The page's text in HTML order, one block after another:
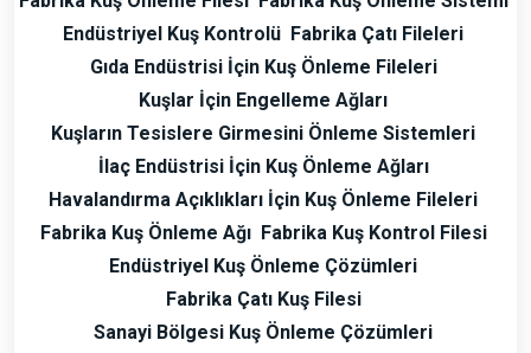
Endüstriyel Kuş Kontrolü Fabrika Çatı Fileleri
Gıda Endüstrisi İçin Kuş Önleme Fileleri
Kuşlar İçin Engelleme Ağları
Kuşların Tesislere Girmesini Önleme Sistemleri
İlaç Endüstrisi İçin Kuş Önleme Ağları
Havalandırma Açıklıkları İçin Kuş Önleme Fileleri
Fabrika Kuş Önleme Ağı
Fabrika Kuş Kontrol Filesi
Endüstriyel Kuş Önleme Çözümleri
Fabrika Çatı Kuş Filesi
Sanayi Bölgesi Kuş Önleme Çözümleri